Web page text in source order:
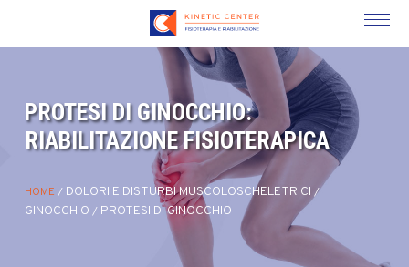
PROTESI DI GINOCCHIO:
RIABILITAZIONE FISIOTERAPICA
HOME / DOLORI E DISTURBI MUSCOLOSCHELETRICI /
GINOCCHIO / PROTESI DI GINOCCHIO